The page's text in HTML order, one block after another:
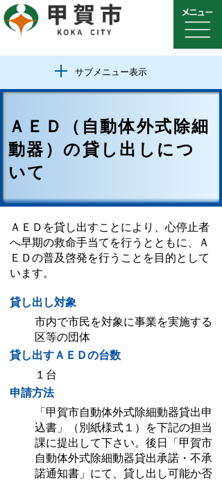
サブメニュー表示
ＡＥＤ（自動体外式除細
動器）の貸し出しにつ
いて
ＡＥＤを貸し出すことにより、心停止者
へ早期の救命手当てを行うとともに、Ａ
ＥＤの普及啓発を行うことを目的として
います。
貸し出し対象
市内で市民を対象に事業を実施する
区等の団体
貸し出すＡＥＤの台数
１台
申請方法
「甲賀市自動体外式除細動器貸出申
込書」（別紙様式１）を下記の担当
課に提出して下さい。後日「甲賀市
自動体外式除細動器貸出承諾・不承
諾通知書」にて、貸し出し可能か否